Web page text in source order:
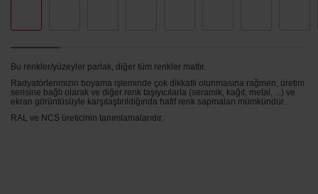
Limitet Şirketi: Web Sitesi Çerezleri
Zehnder Group Schweiz AG: Datenschutz
Zehnder Polska Sp. z o.o.: Oświadczenie o ochronie
danych Zehnder
Zehnder Group UK Limited: Privacy Policy
Bu renkler/yüzeyler parlak, diğer tüm renkler mattır.
Radyatörlerimizin boyama işleminde çok dikkatli olunmasına rağmen, üretim
serisine bağlı olarak ve diğer renk taşıyıcılarla (seramik, kağıt, metal, ...) ve
ekran görüntüsüyle karşılaştırıldığında hafif renk sapmaları mümkündür.
RAL ve NCS üreticinin tanımlamalarıdır.